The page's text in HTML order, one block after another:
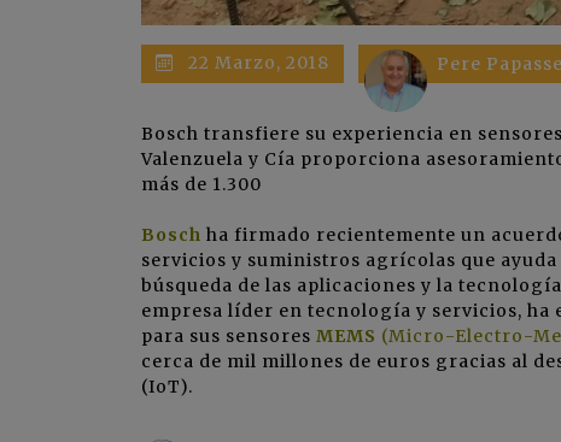
22 Marzo, 2018 Pere
Bosch transfiere su experiencia en
Valenzuela y Cía proporciona
más de 1.300
Bosch ha firmado recientemente un
servicios y suministros agrícolas que
búsqueda de las aplicaciones y la
empresa líder en tecnología y servicios,
para sus sensoresMEMS (Micro-Electro-
cerca de mil millones de euros gracias al
(IoT).